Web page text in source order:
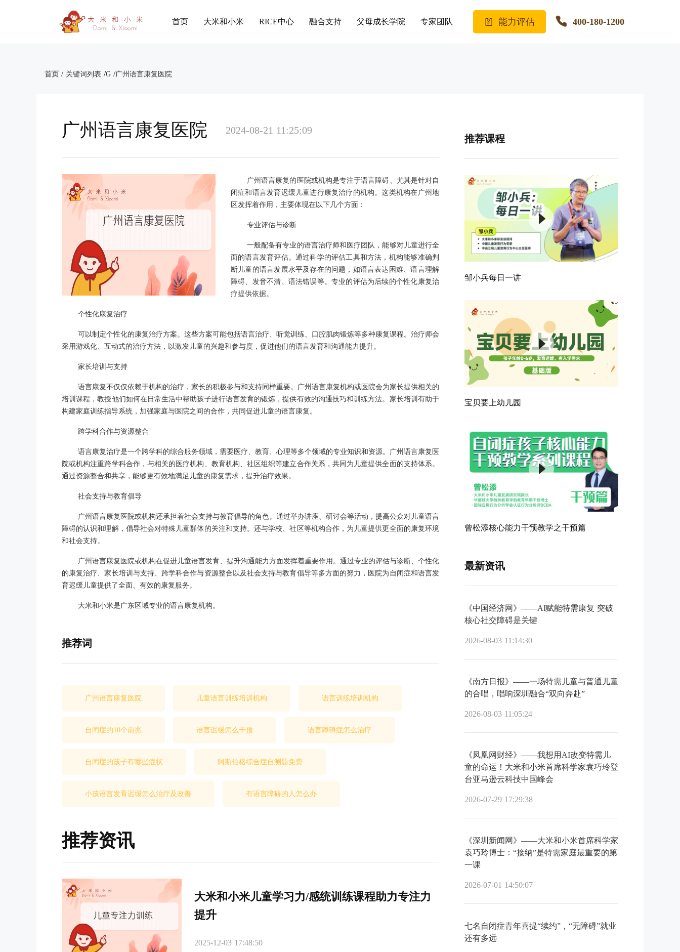
首页 大米和小米 RICE中心 融合支持 父母成长学院 专家团队 能力评估 400-180-1200
首页 / 关键词列表 /G /广州语言康复医院
广州语言康复医院 2024-08-21 11:25:09
广州语言康复的医院或机构是专注于语言障碍、尤其是针对自
闭症和语言发育迟缓儿童进行康复治疗的机构。这类机构在广州地
区发挥着作用，主要体现在以下几个方面：
专业评估与诊断
一般配备有专业的语言治疗师和医疗团队，能够对儿童进行全
面的语言发育评估。通过科学的评估工具和方法，机构能够准确判
断儿童的语言发展水平及存在的问题，如语言表达困难、语言理解
障碍、发音不清、语法错误等。专业的评估为后续的个性化康复治
疗提供依据。
个性化康复治疗
可以制定个性化的康复治疗方案。这些方案可能包括语言治疗、听觉训练、口腔肌肉锻炼等多种康复课程。治疗师会
采用游戏化、互动式的治疗方法，以激发儿童的兴趣和参与度，促进他们的语言发育和沟通能力提升。
家长培训与支持
语言康复不仅仅依赖于机构的治疗，家长的积极参与和支持同样重要。广州语言康复机构或医院会为家长提供相关的
培训课程，教授他们如何在日常生活中帮助孩子进行语言发育的锻炼，提供有效的沟通技巧和训练方法。家长培训有助于
构建家庭训练指导系统，加强家庭与医院之间的合作，共同促进儿童的语言康复。
跨学科合作与资源整合
语言康复治疗是一个跨学科的综合服务领域，需要医疗、教育、心理等多个领域的专业知识和资源。广州语言康复医
院或机构注重跨学科合作，与相关的医疗机构、教育机构、社区组织等建立合作关系，共同为儿童提供全面的支持体系。
通过资源整合和共享，能够更有效地满足儿童的康复需求，提升治疗效果。
社会支持与教育倡导
广州语言康复医院或机构还承担着社会支持与教育倡导的角色。通过举办讲座、研讨会等活动，提高公众对儿童语言
障碍的认识和理解，倡导社会对特殊儿童群体的关注和支持。还与学校、社区等机构合作，为儿童提供更全面的康复环境
和社会支持。
广州语言康复医院或机构在促进儿童语言发育、提升沟通能力方面发挥着重要作用。通过专业的评估与诊断、个性化
的康复治疗、家长培训与支持、跨学科合作与资源整合以及社会支持与教育倡导等多方面的努力，医院为自闭症和语言发
育迟缓儿童提供了全面、有效的康复服务。
大米和小米是广东区域专业的语言康复机构。
推荐词
广州语言康复医院 儿童语言训练培训机构 语言训练培训机构
自闭症的10个前兆 语言迟缓怎么干预 语言障碍症怎么治疗
自闭症的孩子有哪些症状 阿斯伯格综合症自测题免费
小孩语言发育迟缓怎么治疗及改善 有语言障碍的人怎么办
推荐资讯
大米和小米儿童学习力/感统训练课程助力专注力
提升
2025-12-03 17:48:50
推荐课程
邹小兵每日一讲
宝贝要上幼儿园
曾松添核心能力干预教学之干预篇
最新资讯
《中国经济网》——AI赋能特需康复 突破
核心社交障碍是关键
2026-08-03 11:14:30
《南方日报》——一场特需儿童与普通儿童
的合唱，唱响深圳融合“双向奔赴”
2026-08-03 11:05:24
《凤凰网财经》——我想用AI改变特需儿
童的命运！大米和小米首席科学家袁巧玲登
台亚马逊云科技中国峰会
2026-07-29 17:29:38
《深圳新闻网》——大米和小米首席科学家
袁巧玲博士：“接纳”是特需家庭最重要的第
一课
2026-07-01 14:50:07
七名自闭症青年喜提“续约”，“无障碍”就业
还有多远